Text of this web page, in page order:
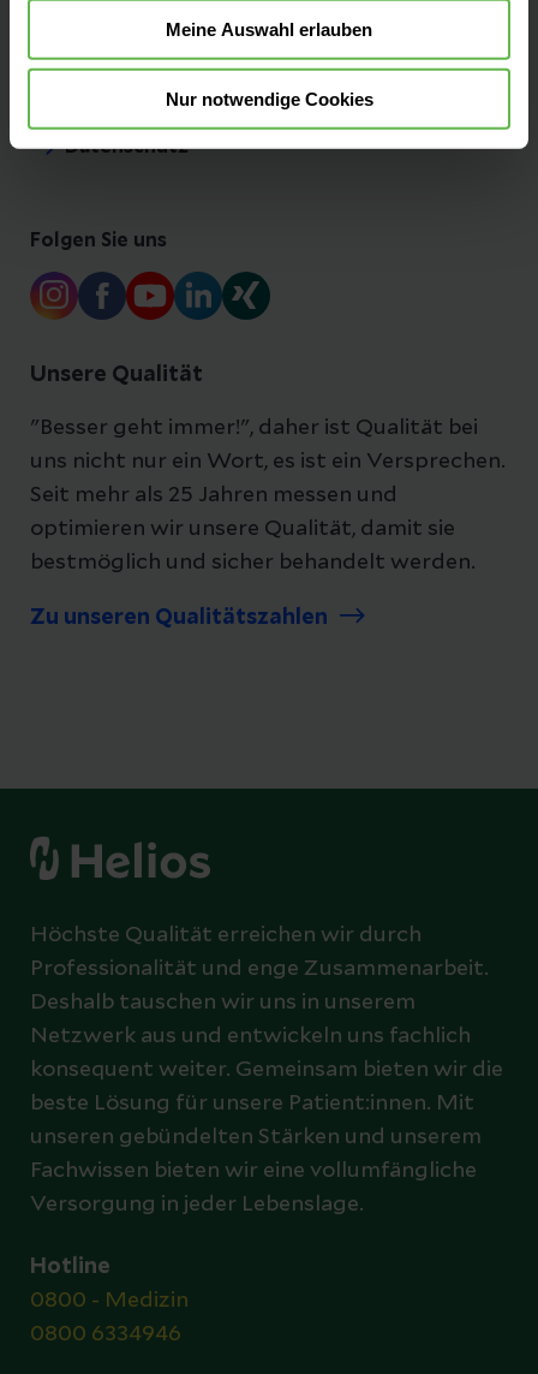
Meine Auswahl erlauben
Nur notwendige Cookies
Impressum
Datenschutz
Folgen Sie uns
Unsere Qualität
"Besser geht immer!", daher ist Qualität bei
uns nicht nur ein Wort, es ist ein Versprechen.
Seit mehr als 25 Jahren messen und
optimieren wir unsere Qualität, damit sie
bestmöglich und sicher behandelt werden.
Zu unseren Qualitätszahlen
Höchste Qualität erreichen wir durch
Professionalität und enge Zusammenarbeit.
Deshalb tauschen wir uns in unserem
Netzwerk aus und entwickeln uns fachlich
konsequent weiter. Gemeinsam bieten wir die
beste Lösung für unsere Patient:innen. Mit
unseren gebündelten Stärken und unserem
Fachwissen bieten wir eine vollumfängliche
Versorgung in jeder Lebenslage.
Hotline
0800 - Medizin
0800 6334946